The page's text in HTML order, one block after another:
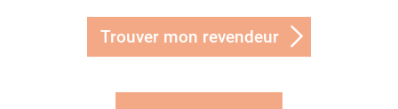
Trouver mon revendeur